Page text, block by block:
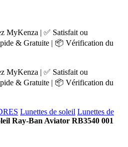
MyKenza | ✅ Satisfait ou
& Gratuite | 📦 Vérification du
MyKenza | ✅ Satisfait ou
& Gratuite | 📦 Vérification du
Lunettes de soleil Lunettes de
Ray-Ban Aviator RB3540 001